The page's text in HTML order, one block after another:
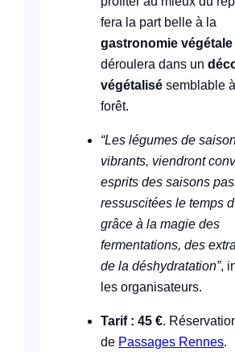
fera la part belle à la
gastronomie végétale
déroulera dans un
végétalisé semblable
forêt.
“Les légumes de
vibrants, viendront
esprits des saisons
ressuscitées le temps
grâce à la magie des
fermentations, des
de la déshydratation”,
les organisateurs.
Tarif : 45 €.
de Passages Rennes.